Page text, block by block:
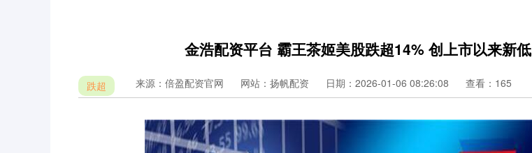
金浩配资平台 霸王茶姬美股跌超14% 创上市以来新低
跌超 来源：倍盈配资官网 网站：扬帆配资 日期：2026-01-06 08:26:08 查看：165